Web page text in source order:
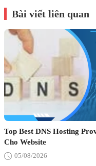
Bài viết liên quan
Top Best DNS Hosting
Cho Website
05/08/2026